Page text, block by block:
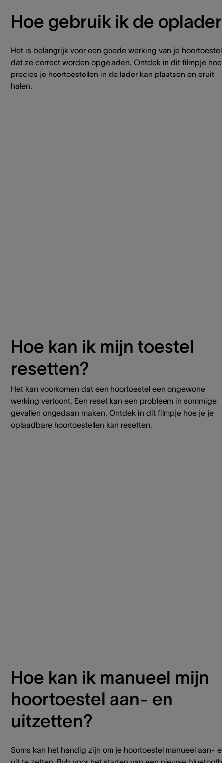
Hoe gebruik ik de
Het is belangrijk voor een goede werking van je
dat ze correct worden opgeladen. Ontdek in dit filmpje
precies je hoortoestellen in de lader kan plaatsen en eruit
halen.
Hoe kan ik mijn toestel
resetten?
Het kan voorkomen dat een hoortoestel een ongewone
werking vertoont. Een reset kan een probleem in sommige
gevallen ongedaan maken. Ontdek in dit filmpje hoe je je
oplaadbare hoortoestellen kan resetten.
Hoe kan ik manueel mijn
hoortoestel aan- en
uitzetten?
Soms kan het handig zijn om je hoortoestel manueel aan-